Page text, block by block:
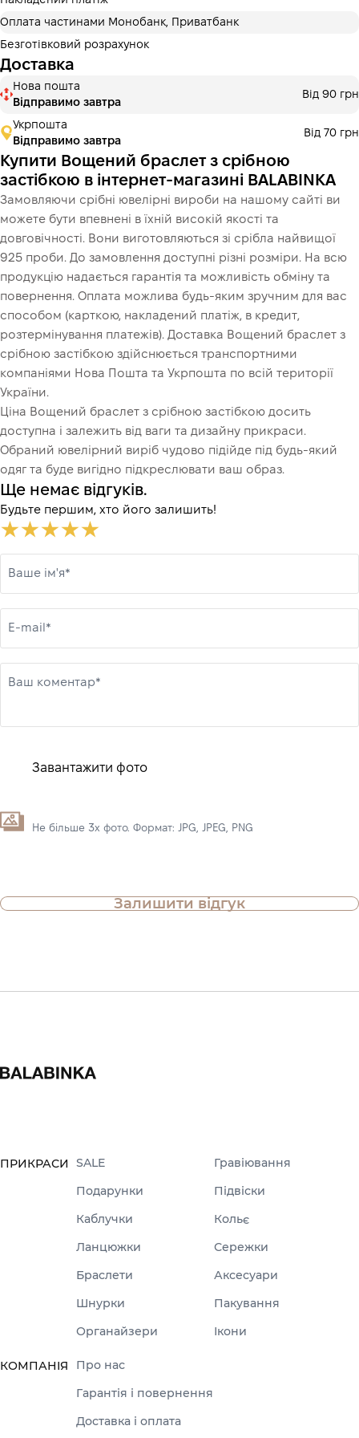
Оплата частинами Монобанк, Приватбанк
Безготівковий розрахунок
Доставка
Нова пошта
Відправимо завтра
Від 90 грн
Укрпошта
Відправимо завтра
Від 70 грн
Купити Вощений браслет з срібною
застібкою в інтернет-магазині BALABINKA
Замовляючи срібні ювелірні вироби на нашому сайті ви
можете бути впевнені в їхній високій якості та
довговічності. Вони виготовляються зі срібла найвищої
925 проби. До замовлення доступні різні розміри. На всю
продукцію надається гарантія та можливість обміну та
повернення. Оплата можлива будь-яким зручним для вас
способом (карткою, накладений платіж, в кредит,
розтермінування платежів). Доставка Вощений браслет з
срібною застібкою здійснюється транспортними
компаніями Нова Пошта та Укрпошта по всій території
України.
Ціна Вощений браслет з срібною застібкою досить
доступна і залежить від ваги та дизайну прикраси.
Обраний ювелірний виріб чудово підійде під будь-який
одяг та буде вигідно підкреслювати ваш образ.
Ще немає відгуків.
Будьте першим, хто його залишить!
Ваше ім'я*
E-mail*
Ваш коментар*
Завантажити фото
Не більше 3х фото. Формат: JPG, JPEG, PNG
Залишити відгук
ПРИКРАСИ SALE
Гравіювання
Подарунки
Підвіски
Каблучки
Кольє
Ланцюжки
Сережки
Браслети
Аксесуари
Шнурки
Пакування
Органайзери
Ікони
КОМПАНІЯ
Про нас
Гарантія і повернення
Доставка і оплата